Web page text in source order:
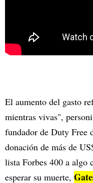
El aumento del gasto
mientras vivas",
fundador de Duty Free
donación de más de
lista Forbes 400 a algo
esperar su muerte,